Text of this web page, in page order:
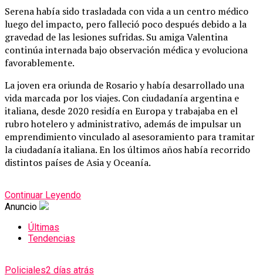
Serena había sido trasladada con vida a un centro médico
luego del impacto, pero falleció poco después debido a la
gravedad de las lesiones sufridas. Su amiga Valentina
continúa internada bajo observación médica y evoluciona
favorablemente.
La joven era oriunda de Rosario y había desarrollado una
vida marcada por los viajes. Con ciudadanía argentina e
italiana, desde 2020 residía en Europa y trabajaba en el
rubro hotelero y administrativo, además de impulsar un
emprendimiento vinculado al asesoramiento para tramitar
la ciudadanía italiana. En los últimos años había recorrido
distintos países de Asia y Oceanía.
Continuar Leyendo
Anuncio
Últimas
Tendencias
Policiales2 días atrás